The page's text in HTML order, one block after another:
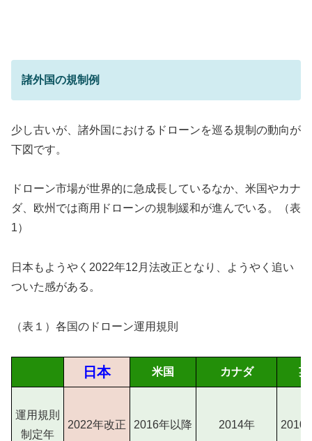
諸外国の規制例
少し古いが、諸外国におけるドローンを巡る規制の動向が
下図です。
ドローン市場が世界的に急成長しているなか、米国やカナ
ダ、欧州では商用ドローンの規制緩和が進んでいる。（表
1）
日本もようやく2022年12月法改正となり、ようやく追い
ついた感がある。
（表１）各国のドローン運用規則
日本 米国 カナダ 英
運用規則
制定年
2022年改正 2016年以降 2014年 2010